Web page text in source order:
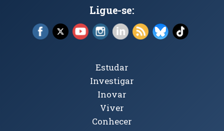
Ligue-se:
Facebook (abre em nova janela)
X (abre em nova janela)
YouTube (abre em nova janela)
Instagram (abre em nova janela)
LinkedIn (abre em nova
RSS (abre em nova
Bluesky (abre
TikTok
Tópicos Principais
Estudar
Investigar
Inovar
Viver
Conhecer